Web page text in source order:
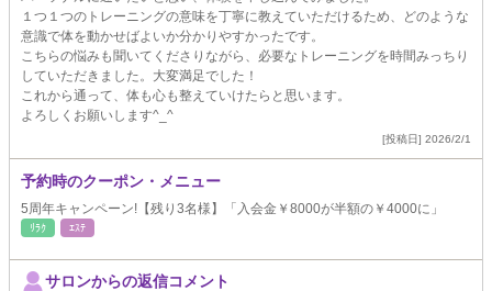
１つ１つのトレーニングの意味を丁寧に教えていただけるため、どのような
意識で体を動かせばよいか分かりやすかったです。
こちらの悩みも聞いてくださりながら、必要なトレーニングを時間みっちり
していただきました。大変満足でした！
これから通って、体も心も整えていけたらと思います。
よろしくお願いします^_^
[投稿日] 2026/2/1
予約時のクーポン・メニュー
5周年キャンペーン!【残り3名様】「入会金￥8000が半額の￥4000に」
ﾘﾗｸ ｴｽﾃ
サロンからの返信コメント